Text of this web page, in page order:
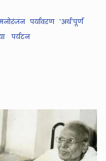
पर्यावरण 'अर्थ'पूर्ण
पर्यटन